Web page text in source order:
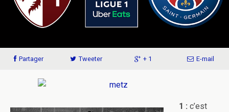
Partager Tweeter + 1 E-mail
1 : c’est